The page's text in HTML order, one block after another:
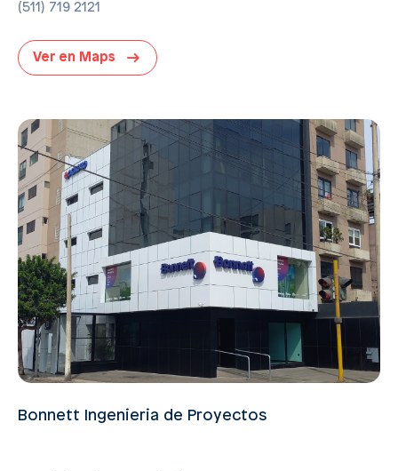
(511) 719 2121
Ver en Maps
Bonnett Ingenieria de Proyectos